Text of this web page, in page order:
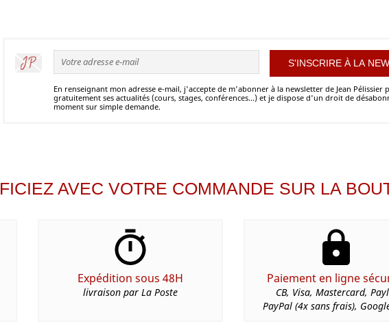
En renseignant mon adresse e-mail, j'accepte de m'abonner à la newsletter de Jean Pélissier
gratuitement ses actualités (cours, stages, conférences...) et je dispose d'un droit de
moment sur simple demande.
AVEC VOTRE COMMANDE SUR LA
Expédition sous 48H
livraison par La Poste
Paiement en ligne
CB, Visa, Mastercard,
PayPal (4x sans frais),